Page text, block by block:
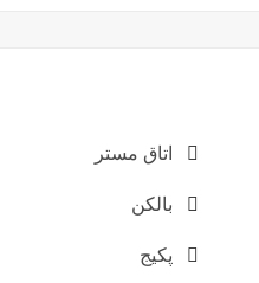
اتاق مستر
بالکن
پکیج